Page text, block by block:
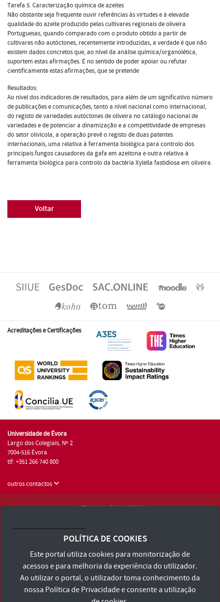
Tarefa 5. Caracterização química de azeites
Não obstante seja frequente ouvir referências às virtudes e à elevada
qualidade do azeite produzido pelas cultivares regionais de oliveira
Portuguesas, quando comparado com o produto obtido a partir de
cultivares não autóctones, recentemente introduzidas, a verdade é que não
existem dados concretos que, ao nível da análise química/organolética,
suportem estas afirmações. É no sentido de poder apoiar ou refutar
cientificamente estas afirmações, que se pretende
Resultados:
Ao nível dos indicadores de resultados, para além de um significativo número
de publicações e comunicações, tanto a nível nacional como internacional,
do registo de variedades autóctones de oliveira no catálogo nacional de
variedades e de potenciar a dinamização e a competitividade de empresas
do setor olivícola, a operação prevê o registo de duas patentes
internacionais, uma relativa à ferramenta biológica para controlo dos
principais fungos causadores da gafa em azeitona e outra relativa à
ferramenta biológica para controlo da bactéria Xylella fastidiosa em oliveira.
Voltar
Acreditações e Certificações
Universidade de Évora
Largo dos Colegiais, Nº 2
7004-516 Évora
tlf: +351 266 740 800
outros contactos
Consulte os Termos e Condições e Política de Privacidade
Declaração de Acessibilidade
POLÍTICA DE COOKIES
Este portal utiliza cookies para monitorização de
acessos e para melhoria da experiência do utilizador.
Ao utilizar o portal, o utilizador toma conhecimento da
nossa Política de Privacidadee consente a utilização